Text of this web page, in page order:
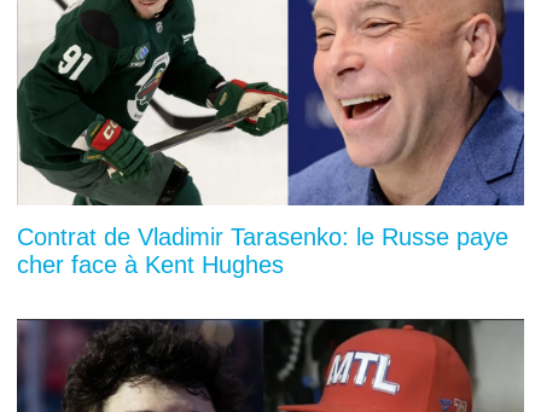
Contrat de Vladimir Tarasenko: le Russe paye
cher face à Kent Hughes